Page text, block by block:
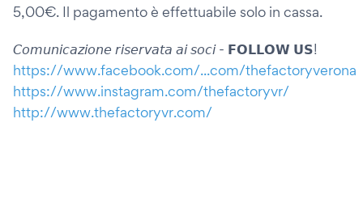
5,00€. Il pagamento è effettuabile solo in cassa.
𝘊𝘰𝘮𝘶𝘯𝘪𝘤𝘢𝘻𝘪𝘰𝘯𝘦 𝘳𝘪𝘴𝘦𝘳𝘷𝘢𝘵𝘢 𝘢𝘪 𝘴𝘰𝘤𝘪 - 𝗙𝗢𝗟𝗟𝗢𝗪 𝗨𝗦!
https://www.facebook.com/...com/thefactoryverona
https://www.instagram.com/thefactoryvr/
http://www.thefactoryvr.com/